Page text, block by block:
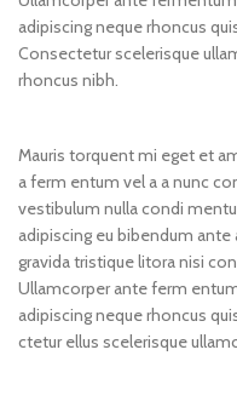
adipiscing neque rhoncus
Consectetur scelerisque
rhoncus nibh.
Mauris torquent mi eget et
a ferm entum vel a a nunc
vestibulum nulla condi
adipiscing eu bibendum
gravida tristique litora nisi
Ullamcorper ante ferm
adipiscing neque rhoncus
ctetur ellus scelerisque